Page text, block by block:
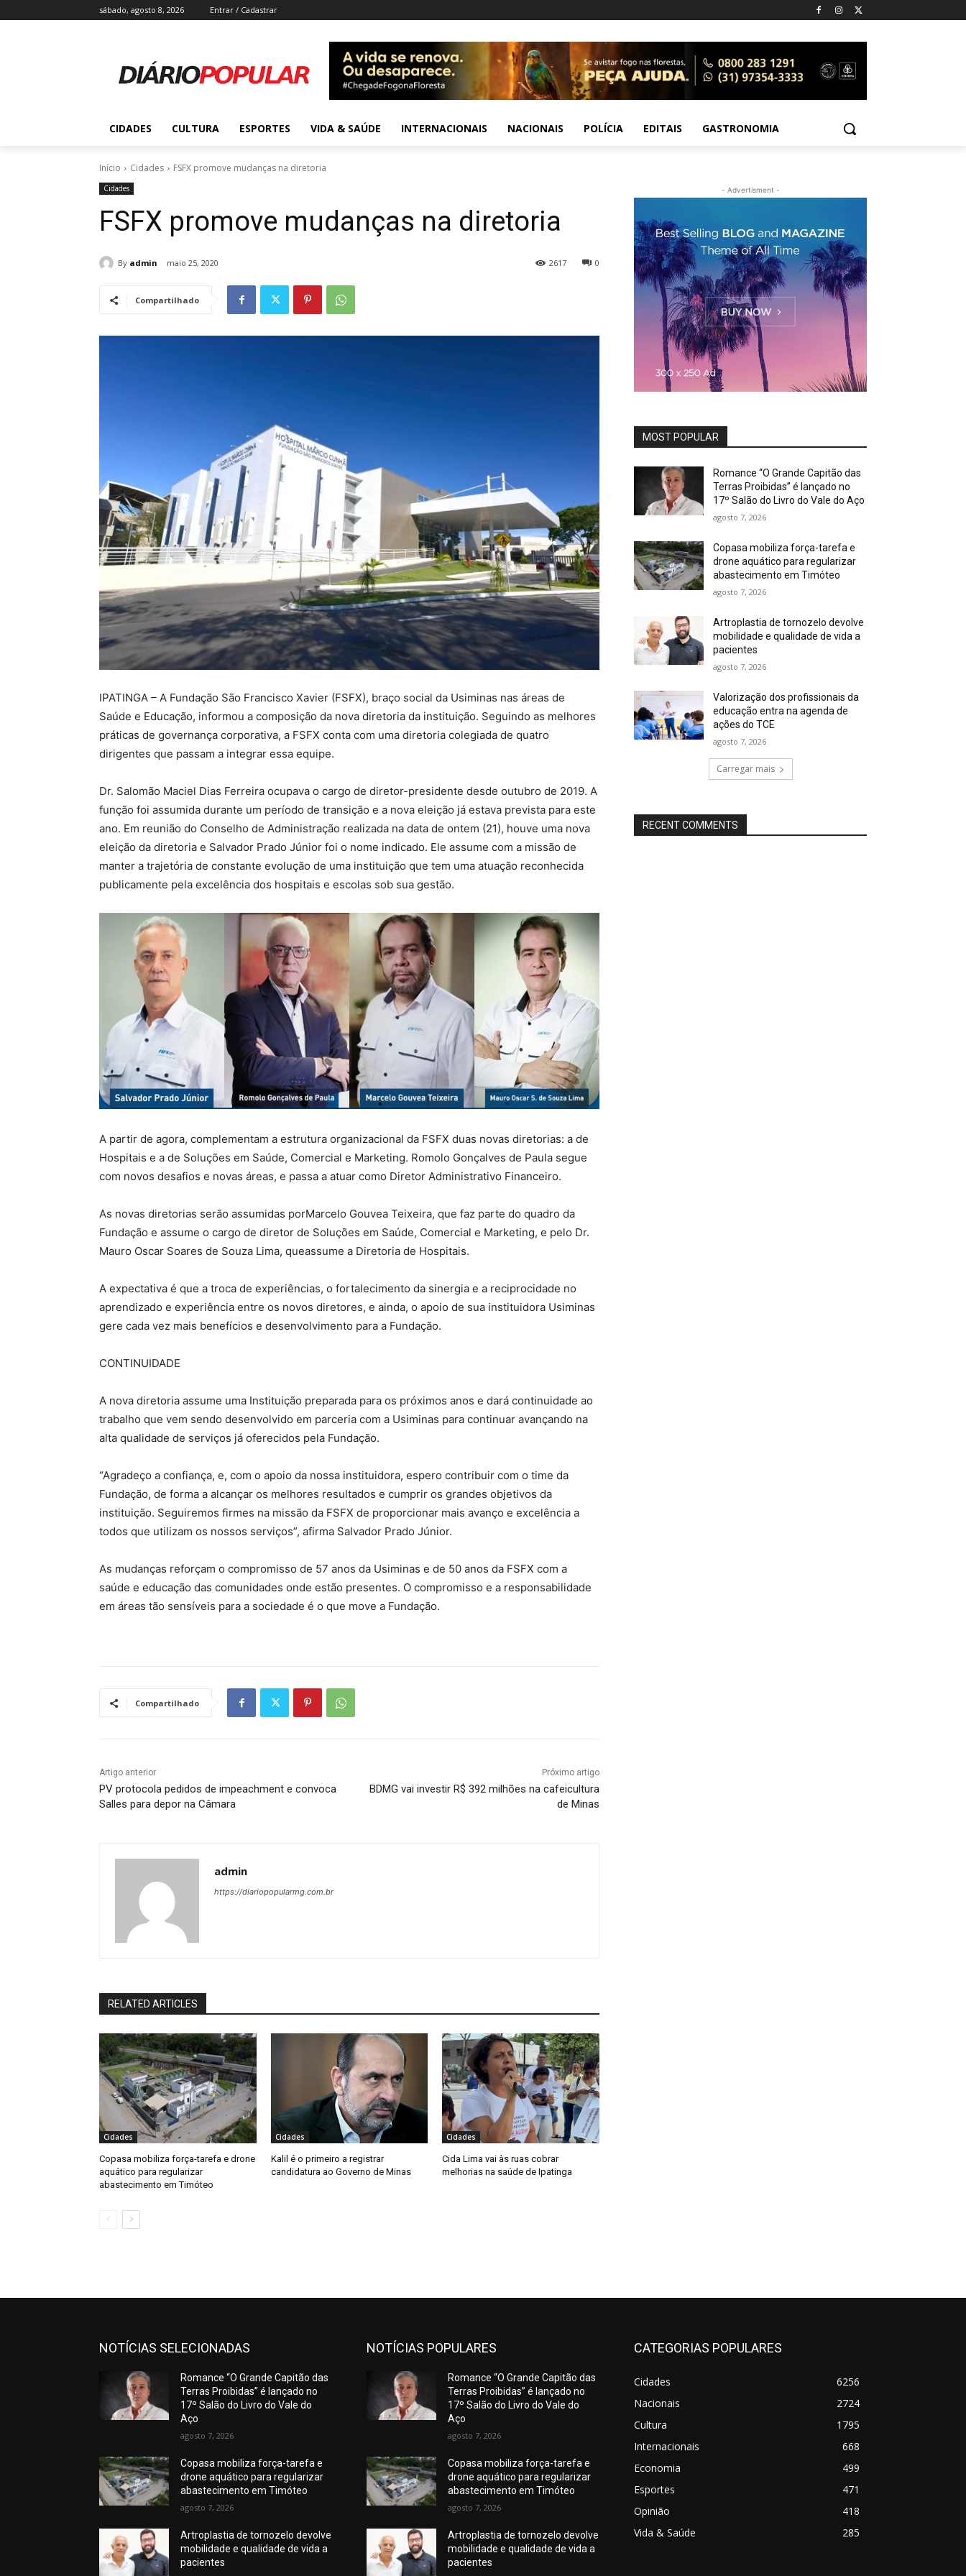
sábado, agosto 8, 2026 Entrar / Cadastrar
CIDADES CULTURA ESPORTES VIDA & SAÚDE INTERNACIONAIS NACIONAIS POLÍCIA EDITAIS GASTRONOMIA
Início Cidades FSFX promove mudanças na diretoria
Cidades
FSFX promove mudanças na diretoria
By admin maio 25, 2020 0
2617
Compartilhado
IPATINGA – A Fundação São Francisco Xavier (FSFX), braço social da Usiminas nas áreas de
Saúde e Educação, informou a composição da nova diretoria da instituição. Seguindo as melhores
práticas de governança corporativa, a FSFX conta com uma diretoria colegiada de quatro
dirigentes que passam a integrar essa equipe.
Dr. Salomão Maciel Dias Ferreira ocupava o cargo de diretor-presidente desde outubro de 2019. A
função foi assumida durante um período de transição e a nova eleição já estava prevista para este
ano. Em reunião do Conselho de Administração realizada na data de ontem (21), houve uma nova
eleição da diretoria e Salvador Prado Júnior foi o nome indicado. Ele assume com a missão de
manter a trajetória de constante evolução de uma instituição que tem uma atuação reconhecida
publicamente pela excelência dos hospitais e escolas sob sua gestão.
A partir de agora, complementam a estrutura organizacional da FSFX duas novas diretorias: a de
Hospitais e a de Soluções em Saúde, Comercial e Marketing. Romolo Gonçalves de Paula segue
com novos desafios e novas áreas, e passa a atuar como Diretor Administrativo Financeiro.
As novas diretorias serão assumidas porMarcelo Gouvea Teixeira, que faz parte do quadro da
Fundação e assume o cargo de diretor de Soluções em Saúde, Comercial e Marketing, e pelo Dr.
Mauro Oscar Soares de Souza Lima, queassume a Diretoria de Hospitais.
A expectativa é que a troca de experiências, o fortalecimento da sinergia e a reciprocidade no
aprendizado e experiência entre os novos diretores, e ainda, o apoio de sua instituidora Usiminas
gere cada vez mais benefícios e desenvolvimento para a Fundação.
CONTINUIDADE
A nova diretoria assume uma Instituição preparada para os próximos anos e dará continuidade ao
trabalho que vem sendo desenvolvido em parceria com a Usiminas para continuar avançando na
alta qualidade de serviços já oferecidos pela Fundação.
“Agradeço a confiança, e, com o apoio da nossa instituidora, espero contribuir com o time da
Fundação, de forma a alcançar os melhores resultados e cumprir os grandes objetivos da
instituição. Seguiremos firmes na missão da FSFX de proporcionar mais avanço e excelência a
todos que utilizam os nossos serviços”, afirma Salvador Prado Júnior.
As mudanças reforçam o compromisso de 57 anos da Usiminas e de 50 anos da FSFX com a
saúde e educação das comunidades onde estão presentes. O compromisso e a responsabilidade
em áreas tão sensíveis para a sociedade é o que move a Fundação.
Compartilhado
Artigo anterior
PV protocola pedidos de impeachment e convoca
Salles para depor na Câmara
Próximo artigo
BDMG vai investir R$ 392 milhões na cafeicultura
de Minas
admin
https://diariopopularmg.com.br
RELATED ARTICLES
Cidades
Copasa mobiliza força-tarefa e drone
aquático para regularizar
abastecimento em Timóteo
Cidades
Kalil é o primeiro a registrar
candidatura ao Governo de Minas
Cidades
Cida Lima vai às ruas cobrar
melhorias na saúde de Ipatinga
- Advertisment -
MOST POPULAR
Romance “O Grande Capitão das
Terras Proibidas” é lançado no
17º Salão do Livro do Vale do Aço
agosto 7, 2026
Copasa mobiliza força-tarefa e
drone aquático para regularizar
abastecimento em Timóteo
agosto 7, 2026
Artroplastia de tornozelo devolve
mobilidade e qualidade de vida a
pacientes
agosto 7, 2026
Valorização dos profissionais da
educação entra na agenda de
ações do TCE
agosto 7, 2026
Carregar mais
RECENT COMMENTS
NOTÍCIAS SELECIONADAS
Romance “O Grande Capitão das
Terras Proibidas” é lançado no
17º Salão do Livro do Vale do
Aço
agosto 7, 2026
Copasa mobiliza força-tarefa e
drone aquático para regularizar
abastecimento em Timóteo
agosto 7, 2026
Artroplastia de tornozelo devolve
mobilidade e qualidade de vida a
pacientes
NOTÍCIAS POPULARES
Romance “O Grande Capitão das
Terras Proibidas” é lançado no
17º Salão do Livro do Vale do
Aço
agosto 7, 2026
Copasa mobiliza força-tarefa e
drone aquático para regularizar
abastecimento em Timóteo
agosto 7, 2026
Artroplastia de tornozelo devolve
mobilidade e qualidade de vida a
pacientes
CATEGORIAS POPULARES
Cidades
6256
Nacionais
2724
Cultura
1795
Internacionais
668
Economia
499
Esportes
471
Opinião
418
Vida & Saúde
285